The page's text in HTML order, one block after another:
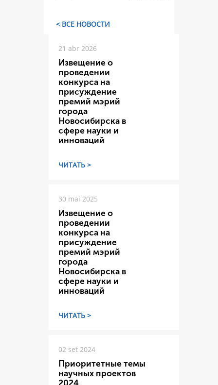
< ВСЕ НОВОСТИ
21 abr 2026
Извещение о
проведении
конкурса на
присуждение
премий мэрий
города
Новосибирска в
сфере науки и
инноваций
ЧИТАТЬ >
30 mai 2025
Извещение о
проведении
конкурса на
присуждение
премий мэрий
города
Новосибирска в
сфере науки и
инноваций
ЧИТАТЬ >
02 set 2024
Приоритетные темы
научных проектов